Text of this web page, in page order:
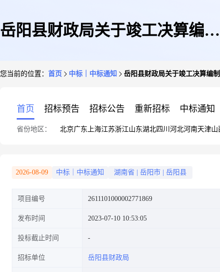
岳阳县财政局关于竣工决算编制
您当前的位置： 首页 中标｜中标通知 岳阳县财政局关于竣工决算编
首页 招标预告 招标公告 重新招标 中标通知
省份地区： 北京广东 上海江苏浙江山东湖北四川 河北河南天津山
2026-08-09 中标｜中标通知 湖南省 岳阳市 岳阳县
项目编号 2611101000002771869
发布时间 2023-07-10 10:53:05
投标截止时间
招标单位 岳阳县财政局